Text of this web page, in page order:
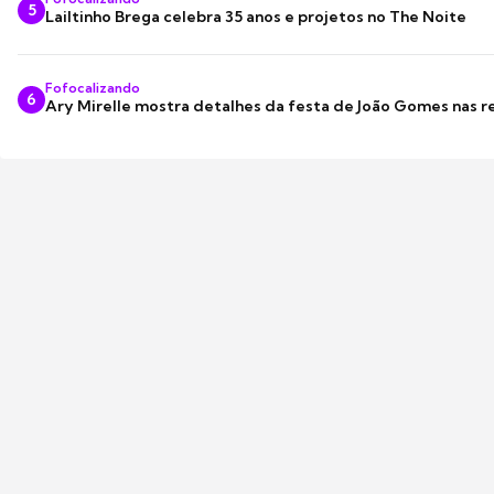
5 Lailtinho Brega celebra 35 anos e projetos no The Noite
6
Fofocalizando
Ary Mirelle mostra detalhes da festa de João Gomes nas